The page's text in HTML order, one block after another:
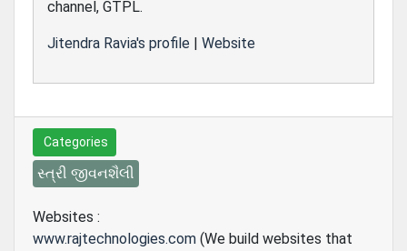
channel, GTPL.
Jitendra Ravia's profile | Website
Categories
સ્ત્રી જીવનશૈલી
Websites :
www.rajtechnologies.com (We build websites that